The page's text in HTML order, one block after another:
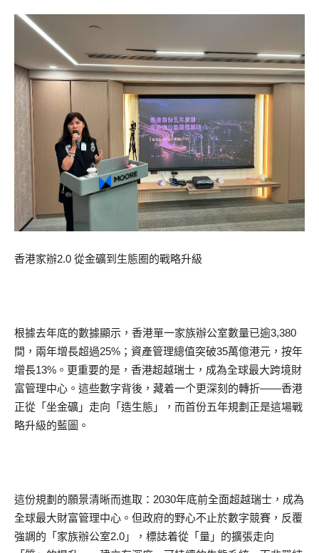
香港家辦2.0 從金礦到生態圈的戰略升級
根據去年底的數據顯示，香港單一家族辦公室數量已逾3,380
間，兩年增長超過25%；資產管理總值突破35萬億港元，按年
增長13%。更重要的是，香港超越瑞士，成為全球最大跨境財
富管理中心。這些數字背後，藏着一个更深刻的轉折——香港
正從「坐金礦」走向「造生態」，而首份五年規劃正是這場戰
略升級的藍圖。
這份規劃的願景清晰而進取：2030年底前全面超越瑞士，成為
全球最大財富管理中心。但政府的野心不止於數字競賽，反覆
強調的「家族辦公室2.0」，標誌着從「量」的擴張走向